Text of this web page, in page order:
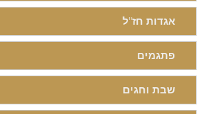
אגדות חז"ל
פתגמים
שבת וחגים